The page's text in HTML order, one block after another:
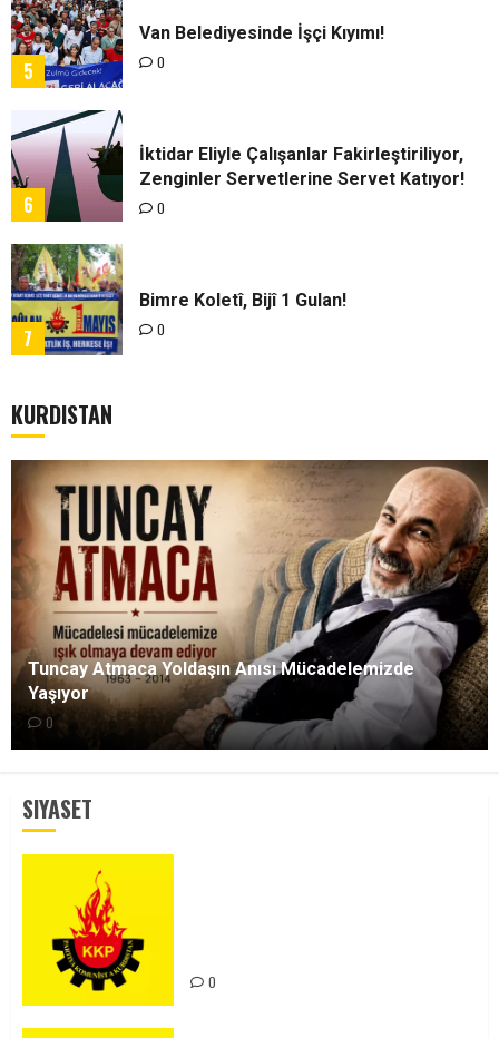
5
Van Belediyesinde İşçi Kıyımı!
0
6
İktidar Eliyle Çalışanlar Fakirleştiriliyor,
Zenginler Servetlerine Servet Katıyor!
0
7
Bimre Koletî, Bijî 1 Gulan!
0
KURDISTAN
Tuncay Atmaca Yoldaşın Anısı Mücadelemizde
Yaşıyor
0
SIYASET
0